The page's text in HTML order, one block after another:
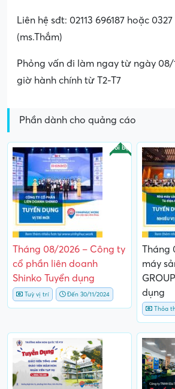
Liên hệ sđt: 02113 696187 hoặc 0327
(ms.Thắm)
Phỏng vấn đi làm ngay từ ngày 08/
giờ hành chính từ T2-T7
Phần dành cho quảng cáo
Nổi bật
Tháng 08/2026 – Công ty
cổ phần liên doanh
Shinko Tuyển dụng
Tuỳ vị trí Đến 30/11/2024
Tháng
máy
dụng
Thỏa